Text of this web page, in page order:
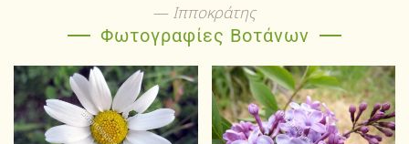
Ιπποκράτης
Φωτογραφίες Βοτάνων